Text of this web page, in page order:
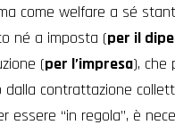
come welfare a sé
né a imposta (per il
(per l’impresa), che
dalla contrattazione
essere “in regola”, è